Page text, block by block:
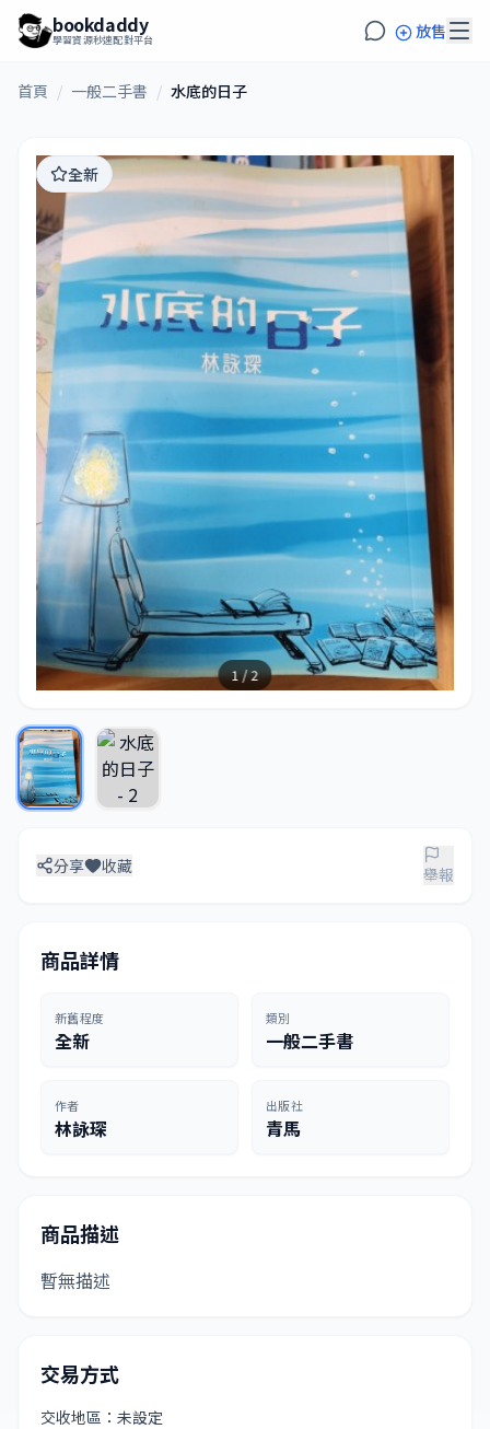
bookdaddy
學習資源秒速配對平台 放售
首頁 / 一般二手書 / 水底的日子
1 / 2
全新
分享 收藏 舉報
商品詳情
新舊程度
全新
類別
一般二手書
作者
林詠琛
出版社
青馬
商品描述
暫無描述
交易方式
交收地區：未設定